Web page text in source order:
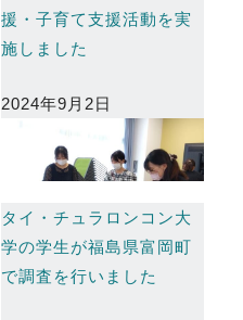
援・子育て支援活動を実
施しました
2024年9月2日
タイ・チュラロンコン大
学の学生が福島県富岡町
で調査を行いました